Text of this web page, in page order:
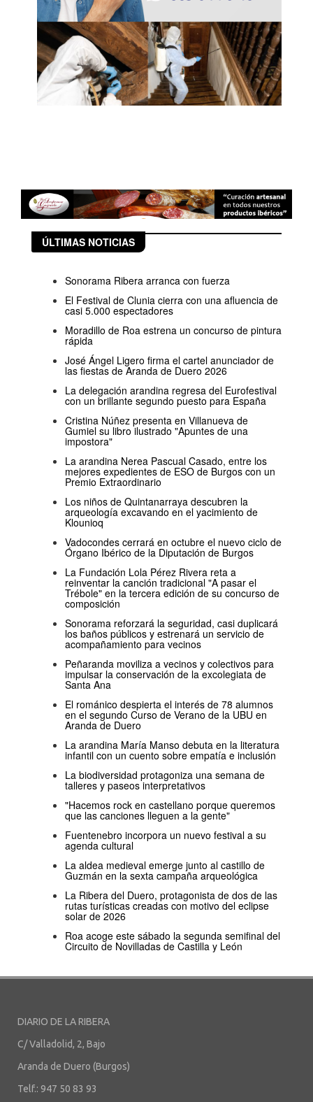
ÚLTIMAS NOTICIAS
Sonorama Ribera arranca con fuerza
El Festival de Clunia cierra con una afluencia de
casi 5.000 espectadores
Moradillo de Roa estrena un concurso de pintura
rápida
José Ángel Ligero firma el cartel anunciador de
las fiestas de Aranda de Duero 2026
La delegación arandina regresa del Eurofestival
con un brillante segundo puesto para España
Cristina Núñez presenta en Villanueva de
Gumiel su libro ilustrado "Apuntes de una
impostora"
La arandina Nerea Pascual Casado, entre los
mejores expedientes de ESO de Burgos con un
Premio Extraordinario
Los niños de Quintanarraya descubren la
arqueología excavando en el yacimiento de
Klounioq
Vadocondes cerrará en octubre el nuevo ciclo de
Órgano Ibérico de la Diputación de Burgos
La Fundación Lola Pérez Rivera reta a
reinventar la canción tradicional "A pasar el
Trébole" en la tercera edición de su concurso de
composición
Sonorama reforzará la seguridad, casi duplicará
los baños públicos y estrenará un servicio de
acompañamiento para vecinos
Peñaranda moviliza a vecinos y colectivos para
impulsar la conservación de la excolegiata de
Santa Ana
El románico despierta el interés de 78 alumnos
en el segundo Curso de Verano de la UBU en
Aranda de Duero
La arandina María Manso debuta en la literatura
infantil con un cuento sobre empatía e inclusión
La biodiversidad protagoniza una semana de
talleres y paseos interpretativos
"Hacemos rock en castellano porque queremos
que las canciones lleguen a la gente"
Fuentenebro incorpora un nuevo festival a su
agenda cultural
La aldea medieval emerge junto al castillo de
Guzmán en la sexta campaña arqueológica
La Ribera del Duero, protagonista de dos de las
rutas turísticas creadas con motivo del eclipse
solar de 2026
Roa acoge este sábado la segunda semifinal del
Circuito de Novilladas de Castilla y León
DIARIO DE LA RIBERA
C/ Valladolid, 2, Bajo
Aranda de Duero (Burgos)
Telf.: 947 50 83 93